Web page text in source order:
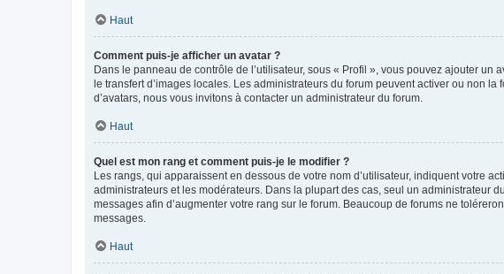
Haut
Comment puis-je afficher un avatar ?
Dans le panneau de contrôle de l’utilisateur, sous « Profil », vous pouvez ajouter
le transfert d’images locales. Les administrateurs du forum peuvent activer ou non
d’avatars, nous vous invitons à contacter un administrateur du forum.
Haut
Quel est mon rang et comment puis-je le modifier ?
Les rangs, qui apparaissent en dessous de votre nom d’utilisateur, indiquent votre
administrateurs et les modérateurs. Dans la plupart des cas, seul un administrateur
messages afin d’augmenter votre rang sur le forum. Beaucoup de forums ne
messages.
Haut